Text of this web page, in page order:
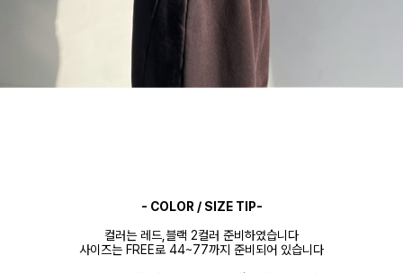
- COLOR / SIZE TIP-
컬러는 레드,블랙 2컬러 준비하였습니다
사이즈는 FREE로 44~77까지 준비되어 있습니다